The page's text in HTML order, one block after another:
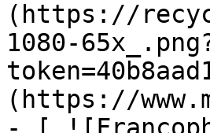
(https://
1080-
(https://